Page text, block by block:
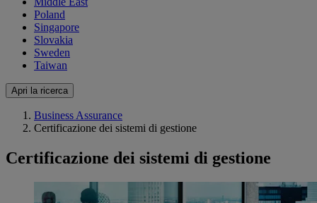
Poland
Singapore
Slovakia
Sweden
Taiwan
Apri la ricerca
Business Assurance
Certificazione dei sistemi di gestione
Certificazione dei sistemi di gestione